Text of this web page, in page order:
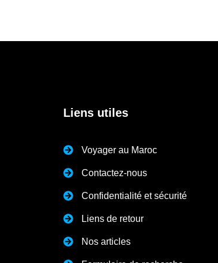
Liens utiles
Voyager au Maroc
Contactez-nous
Confidentialité et sécurité
Liens de retour
Nos articles